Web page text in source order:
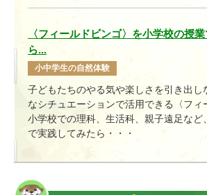
〈フィールドビンゴ〉を小学校の授
ら...
小中学生の自然体験
子どもたちのやる気や楽しさを引き出し
なシチュエーションで活用できる〈フィ
小学校での理科、生活科、親子遠足など
で実践してみたら・・・